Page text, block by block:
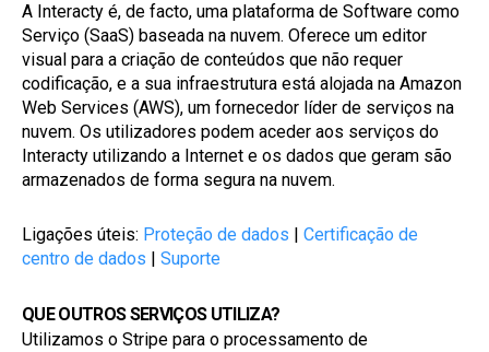
A Interacty é, de facto, uma plataforma de Software como
Serviço (SaaS) baseada na nuvem. Oferece um editor
visual para a criação de conteúdos que não requer
codificação, e a sua infraestrutura está alojada na Amazon
Web Services (AWS), um fornecedor líder de serviços na
nuvem. Os utilizadores podem aceder aos serviços do
Interacty utilizando a Internet e os dados que geram são
armazenados de forma segura na nuvem.
Ligações úteis: Proteção de dados | Certificação de
centro de dados | Suporte
QUE OUTROS SERVIÇOS UTILIZA?
Utilizamos o Stripe para o processamento de